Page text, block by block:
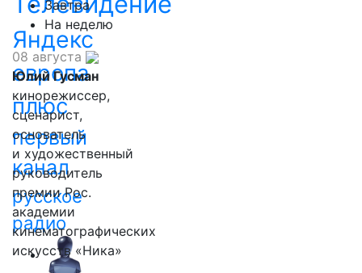
Яндекс
европа
плюс
первый
канал
русское
радио
Завтра
На неделю
08 августа
Юлий Гусман
кинорежиссер,
сценарист,
основатель
и художественный
руководитель
премии Рос.
академии
кинематографических
искусств «Ника»